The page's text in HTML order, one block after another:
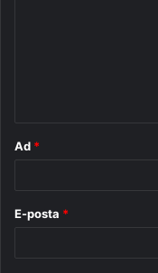
Ad *
E-posta *